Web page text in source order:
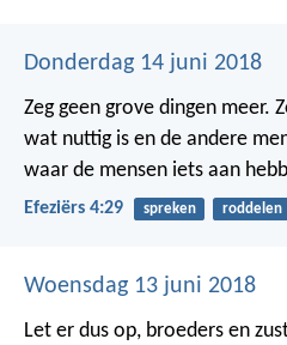
Donderdag 14 juni 2018
Zeg geen grove dingen meer.
wat nuttig is en de andere
waar de mensen iets aan
Efeziërs 4:29 spreken roddelen
Woensdag 13 juni 2018
Let er dus op, broeders en